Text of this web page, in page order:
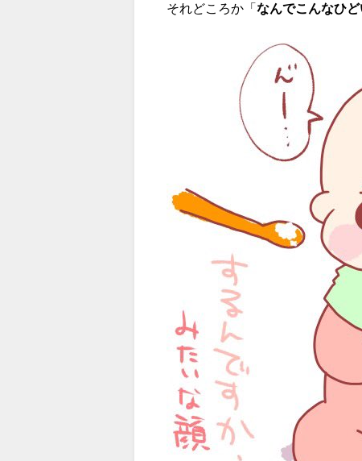
それどころか「 なんでこんなひど